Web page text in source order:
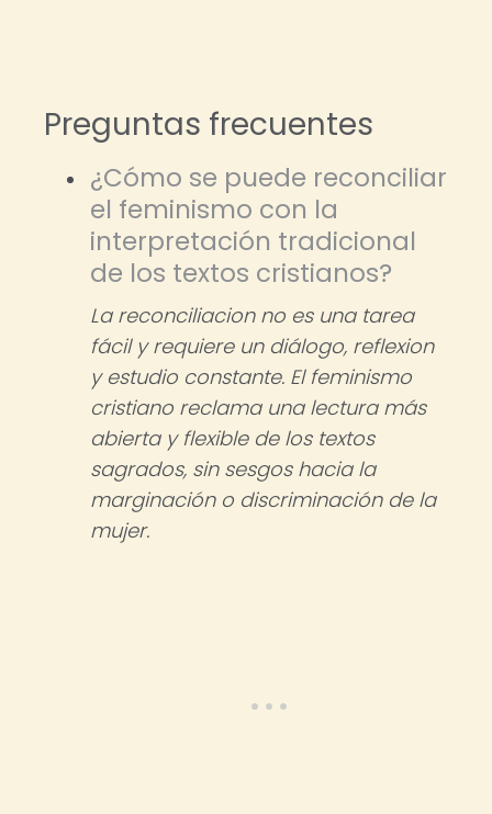
Preguntas frecuentes
¿Cómo se puede reconciliar
el feminismo con la
interpretación tradicional
de los textos cristianos?
La reconciliacion no es una tarea
fácil y requiere un diálogo, reflexion
y estudio constante. El feminismo
cristiano reclama una lectura más
abierta y flexible de los textos
sagrados, sin sesgos hacia la
marginación o discriminación de la
mujer.